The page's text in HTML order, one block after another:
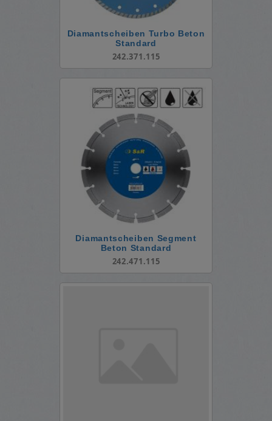
Diamantscheiben Turbo Beton
Standard
242.371.115
Diamantscheiben Segment
Beton Standard
242.471.115